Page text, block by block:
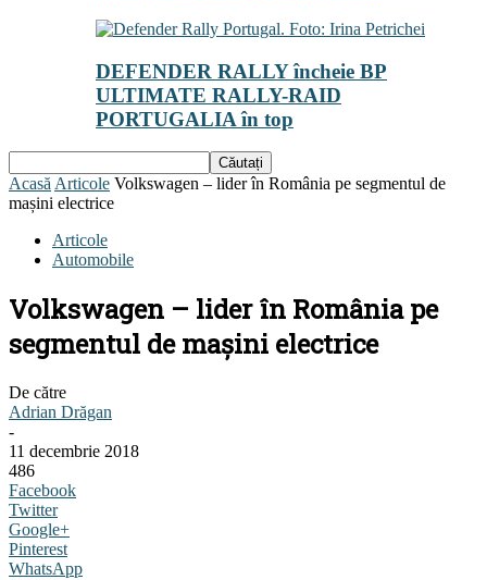
DEFENDER RALLY încheie BP
ULTIMATE RALLY-RAID
PORTUGALIA în top
Acasă Articole Volkswagen – lider în România pe segmentul de
mașini electrice
Articole
Automobile
Volkswagen – lider în România pe
segmentul de mașini electrice
De către
Adrian Drăgan
-
11 decembrie 2018
486
Facebook
Twitter
Google+
Pinterest
WhatsApp